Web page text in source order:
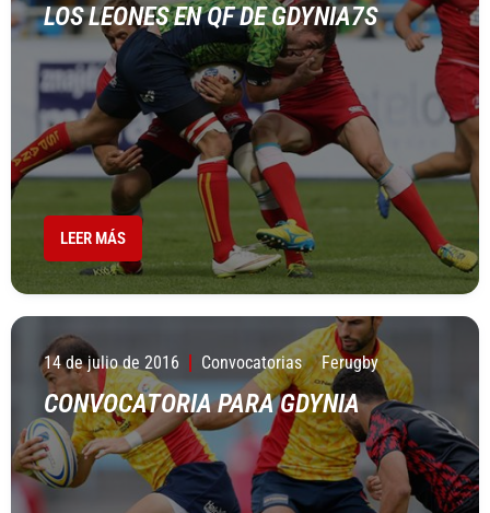
LOS LEONES EN QF DE GDYNIA7S
LEER MÁS
14 de julio de 2016 Convocatorias Ferugby
CONVOCATORIA PARA GDYNIA